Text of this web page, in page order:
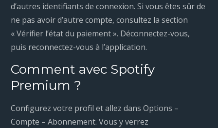
d’autres identifiants de connexion. Si vous êtes sûr de
ne pas avoir d’autre compte, consultez la section
« Vérifier l’état du paiement ». Déconnectez-vous,
puis reconnectez-vous à l’application.
Comment avec Spotify
Premium ?
Configurez votre profil et allez dans Options –
Compte – Abonnement. Vous y verrez